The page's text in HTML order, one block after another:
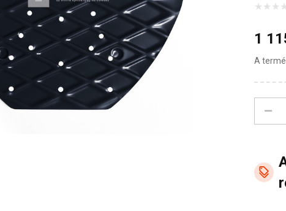
1
A